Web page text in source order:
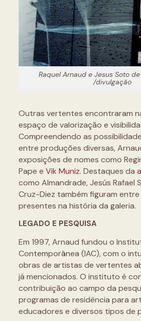
Raquel Arnaud e Jesus Soto de
/divulgação
Outras vertentes encontraram
espaço de valorização e
Compreendendo as
entre produções diversas,
exposições de nomes como
Pape e Vik Muniz. Destaques da
como Almandrade, Jesús Rafael
Cruz-Diez também figuram
presentes na história da galeria.
LEGADO E PESQUISA
Em 1997, Arnaud fundou o
Contemporânea (IAC), com o
obras de artistas de vertentes
já mencionados. O instituto é
contribuição ao campo da
programas de residência para
educadores e diversos tipos de